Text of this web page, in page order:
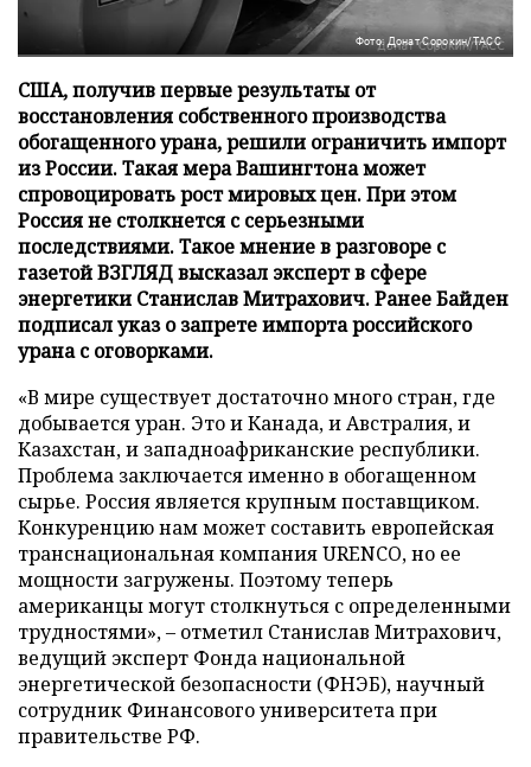
Фото: Донат Сорокин/ТАСС
США, получив первые результаты от
восстановления собственного производства
обогащенного урана, решили ограничить импорт
из России. Такая мера Вашингтона может
спровоцировать рост мировых цен. При этом
Россия не столкнется с серьезными
последствиями. Такое мнение в разговоре с
газетой ВЗГЛЯД высказал эксперт в сфере
энергетики Станислав Митрахович. Ранее Байден
подписал указ о запрете импорта российского
урана с оговорками.
«В мире существует достаточно много стран, где
добывается уран. Это и Канада, и Австралия, и
Казахстан, и западноафриканские республики.
Проблема заключается именно в обогащенном
сырье. Россия является крупным поставщиком.
Конкуренцию нам может составить европейская
транснациональная компания URENCO, но ее
мощности загружены. Поэтому теперь
американцы могут столкнуться с определенными
трудностями», – отметил Станислав Митрахович,
ведущий эксперт Фонда национальной
энергетической безопасности (ФНЭБ), научный
сотрудник Финансового университета при
правительстве РФ.